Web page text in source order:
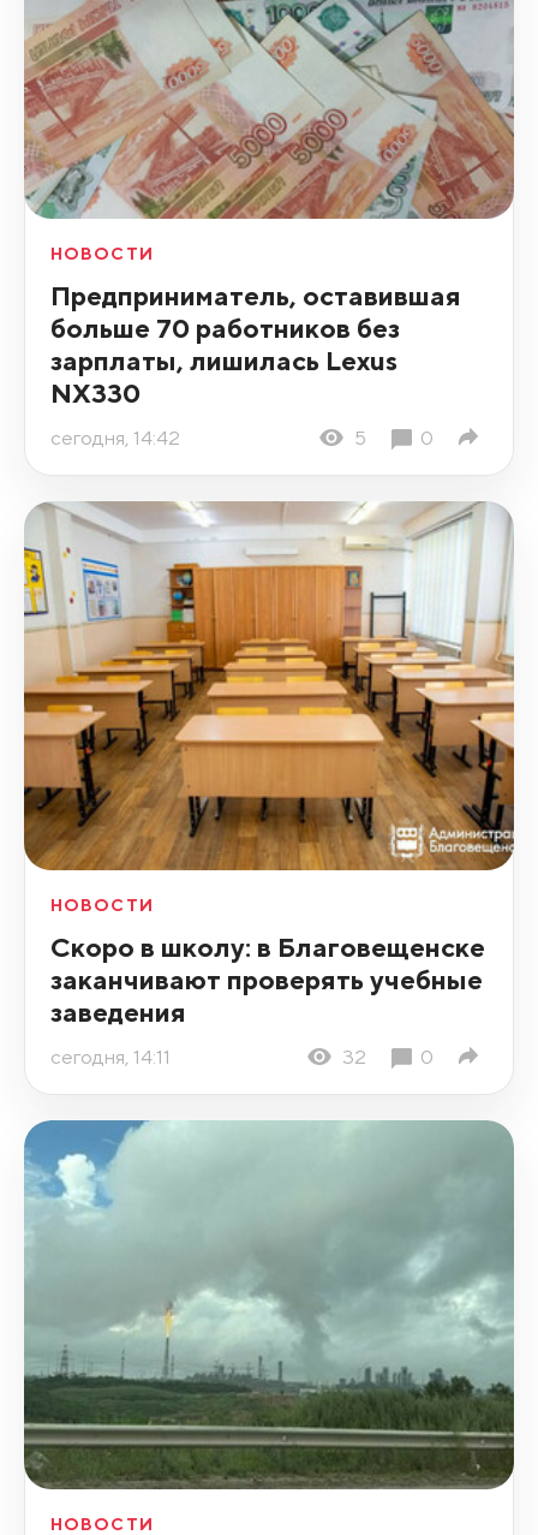
НОВОСТИ
Предприниматель, оставившая
больше 70 работников без
зарплаты, лишилась Lexus
NX330
сегодня, 14:42 5 0
НОВОСТИ
Скоро в школу: в Благовещенске
заканчивают проверять учебные
заведения
сегодня, 14:11 32 0
НОВОСТИ